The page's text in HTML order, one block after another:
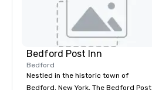
Bedford Post Inn
Bedford
Nestled in the historic town of
Bedford, New York, The Bedford Post